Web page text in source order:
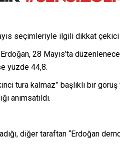
seçimleriyle ilgili dikkat çekici
28 Mayıs’ta
yüzde 44,8.
tura kalmaz” başlıklı bir
anımsatıldı.
diğer taraftan “Erdoğan